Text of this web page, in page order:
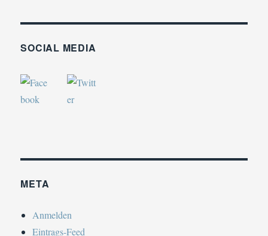
SOCIAL MEDIA
META
Anmelden
Eintrags-Feed